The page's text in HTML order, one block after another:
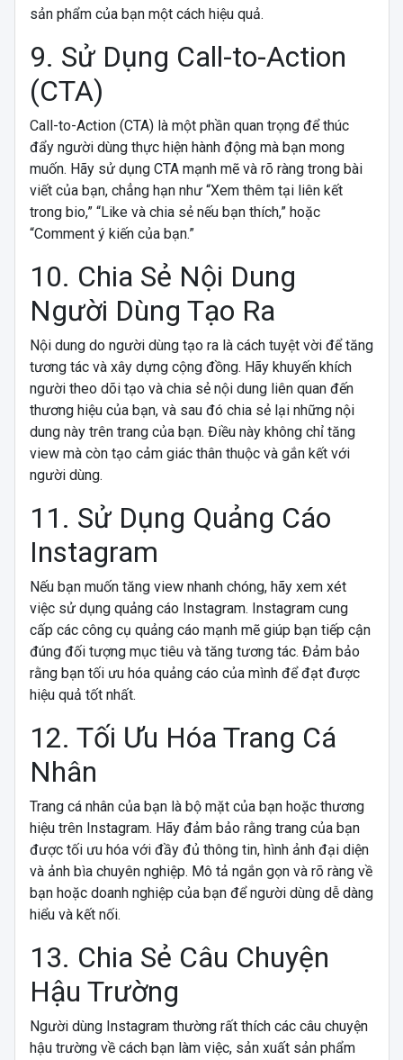
sản phẩm của bạn một cách hiệu quả.
9. Sử Dụng Call-to-Action
(CTA)
Call-to-Action (CTA) là một phần quan trọng để thúc
đẩy người dùng thực hiện hành động mà bạn mong
muốn. Hãy sử dụng CTA mạnh mẽ và rõ ràng trong bài
viết của bạn, chẳng hạn như “Xem thêm tại liên kết
trong bio,” “Like và chia sẻ nếu bạn thích,” hoặc
“Comment ý kiến của bạn.”
10. Chia Sẻ Nội Dung
Người Dùng Tạo Ra
Nội dung do người dùng tạo ra là cách tuyệt vời để tăng
tương tác và xây dựng cộng đồng. Hãy khuyến khích
người theo dõi tạo và chia sẻ nội dung liên quan đến
thương hiệu của bạn, và sau đó chia sẻ lại những nội
dung này trên trang của bạn. Điều này không chỉ tăng
view mà còn tạo cảm giác thân thuộc và gắn kết với
người dùng.
11. Sử Dụng Quảng Cáo
Instagram
Nếu bạn muốn tăng view nhanh chóng, hãy xem xét
việc sử dụng quảng cáo Instagram. Instagram cung
cấp các công cụ quảng cáo mạnh mẽ giúp bạn tiếp cận
đúng đối tượng mục tiêu và tăng tương tác. Đảm bảo
rằng bạn tối ưu hóa quảng cáo của mình để đạt được
hiệu quả tốt nhất.
12. Tối Ưu Hóa Trang Cá
Nhân
Trang cá nhân của bạn là bộ mặt của bạn hoặc thương
hiệu trên Instagram. Hãy đảm bảo rằng trang của bạn
được tối ưu hóa với đầy đủ thông tin, hình ảnh đại diện
và ảnh bìa chuyên nghiệp. Mô tả ngắn gọn và rõ ràng về
bạn hoặc doanh nghiệp của bạn để người dùng dễ dàng
hiểu và kết nối.
13. Chia Sẻ Câu Chuyện
Hậu Trường
Người dùng Instagram thường rất thích các câu chuyện
hậu trường về cách bạn làm việc, sản xuất sản phẩm